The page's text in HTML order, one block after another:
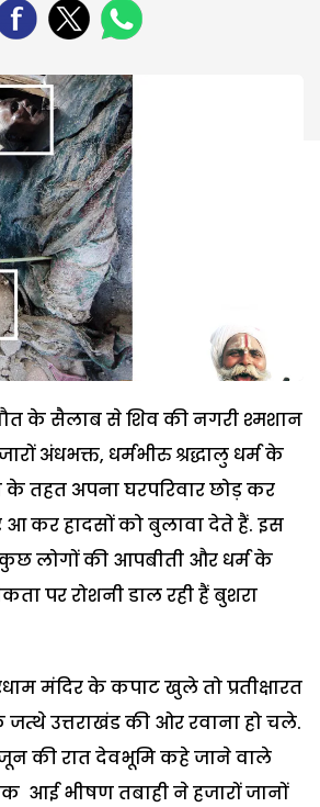
के सैलाब से शिव की नगरी श्मशान
अंधभक्त, धर्मभीरु श्रद्धालु धर्म के
के तहत अपना घरपरिवार छोड़ कर
आ कर हादसों को बुलावा देते हैं. इस
लोगों की आपबीती और धर्म के
पर रोशनी डाल रही हैं बुशरा
मंदिर के कपाट खुले तो प्रतीक्षारत
उत्तराखंड की ओर रवाना हो चले.
की रात देवभूमि कहे जाने वाले
आई भीषण तबाही ने हजारों जानों